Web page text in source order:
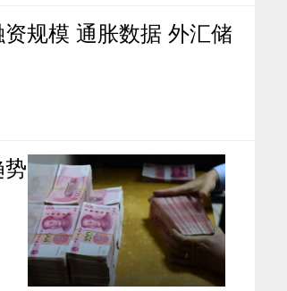
资规模 通胀数据 外汇储